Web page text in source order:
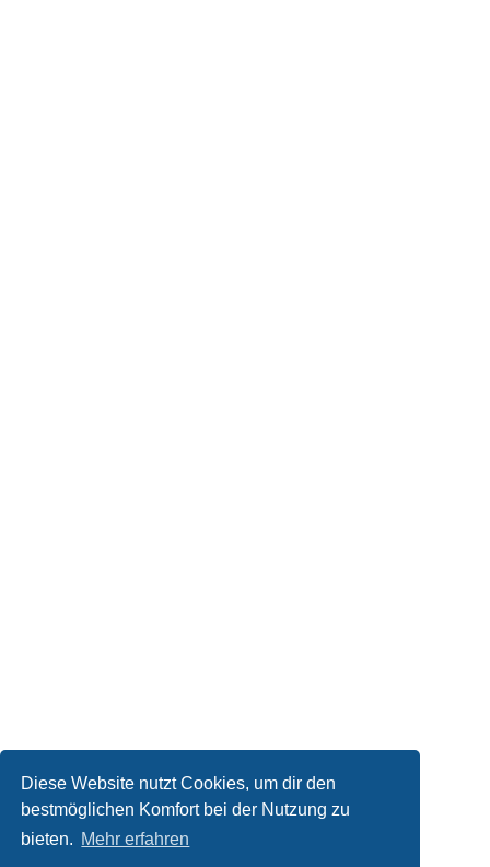
Diese Website nutzt Cookies, um dir den
bestmöglichen Komfort bei der Nutzung zu
bieten. Mehr erfahren